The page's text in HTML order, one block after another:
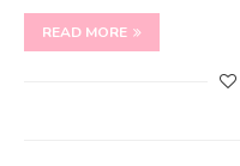
READ MORE